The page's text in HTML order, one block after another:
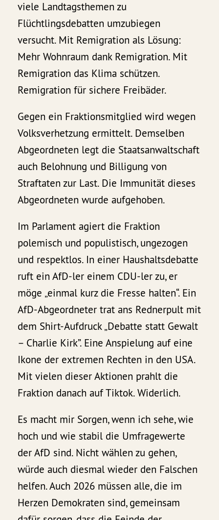
viele Landtagsthemen zu
Flüchtlingsdebatten umzubiegen
versucht. Mit Remigration als Lösung:
Mehr Wohnraum dank Remigration. Mit
Remigration das Klima schützen.
Remigration für sichere Freibäder.
Gegen ein Fraktionsmitglied wird wegen
Volksverhetzung ermittelt. Demselben
Abgeordneten legt die Staatsanwaltschaft
auch Belohnung und Billigung von
Straftaten zur Last. Die Immunität dieses
Abgeordneten wurde aufgehoben.
Im Parlament agiert die Fraktion
polemisch und populistisch, ungezogen
und respektlos. In einer Haushaltsdebatte
ruft ein AfD-ler einem CDU-ler zu, er
möge „einmal kurz die Fresse halten“. Ein
AfD-Abgeordneter trat ans Rednerpult mit
dem Shirt-Aufdruck „Debatte statt Gewalt
– Charlie Kirk”. Eine Anspielung auf eine
Ikone der extremen Rechten in den USA.
Mit vielen dieser Aktionen prahlt die
Fraktion danach auf Tiktok. Widerlich.
Es macht mir Sorgen, wenn ich sehe, wie
hoch und wie stabil die Umfragewerte
der AfD sind. Nicht wählen zu gehen,
würde auch diesmal wieder den Falschen
helfen. Auch 2026 müssen alle, die im
Herzen Demokraten sind, gemeinsam